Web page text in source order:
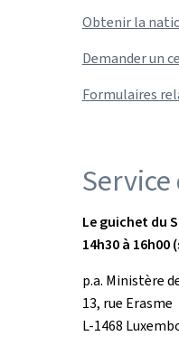
Obtenir la
Demander un
Formulaires
Le guichet du
14h30 à
p.a. Ministère
13, rue Erasme
L-1468